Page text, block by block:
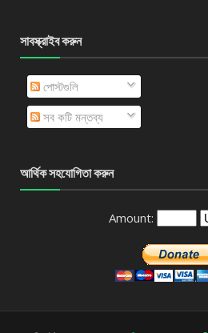
সাবস্ক্রাইব করুন
পোস্টগুলি
সব কটি মন্তব্য
আর্থিক সহযোগিতা করুন
Amount: